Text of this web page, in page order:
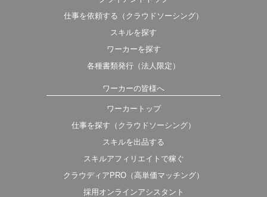
仕事を依頼する（クラウドソーシング）
スキルを探す
ワーカーを探す
各種書類発行（法人限定）
ワーカーの皆様へ
ワーカートップ
仕事を探す（クラウドソーシング）
スキルを出品する
スキルアフィリエイトで稼ぐ
クラウディアPRO（高単価マッチング）
採用オンラインアシスタント